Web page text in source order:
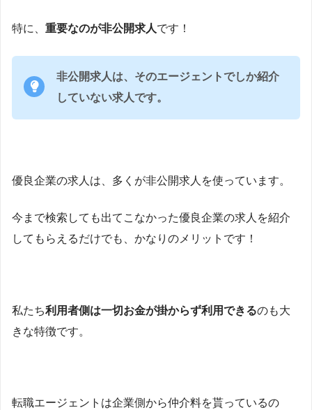
特に、 重要なのが非公開求人です！
非公開求人は、そのエージェントでしか紹介
していない求人です。
優良企業の求人は、多くが非公開求人を使っています。
今まで検索しても出てこなかった優良企業の求人を紹介
してもらえるだけでも、かなりのメリットです！
私たち利用者側は一切お金が掛からず利用できるのも大
きな特徴です。
転職エージェントは企業側から仲介料を貰っているの